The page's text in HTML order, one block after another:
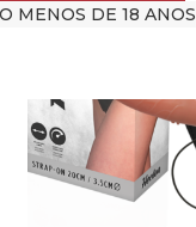
MENOS DE 18 ANOS